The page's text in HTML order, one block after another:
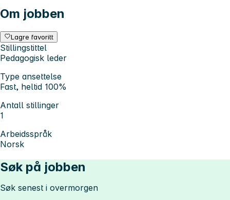
Om jobben
Lagre favoritt
Stillingstittel
Pedagogisk leder
Type ansettelse
Fast, heltid 100%
Antall stillinger
1
Arbeidsspråk
Norsk
Søk på jobben
Søk senest i overmorgen